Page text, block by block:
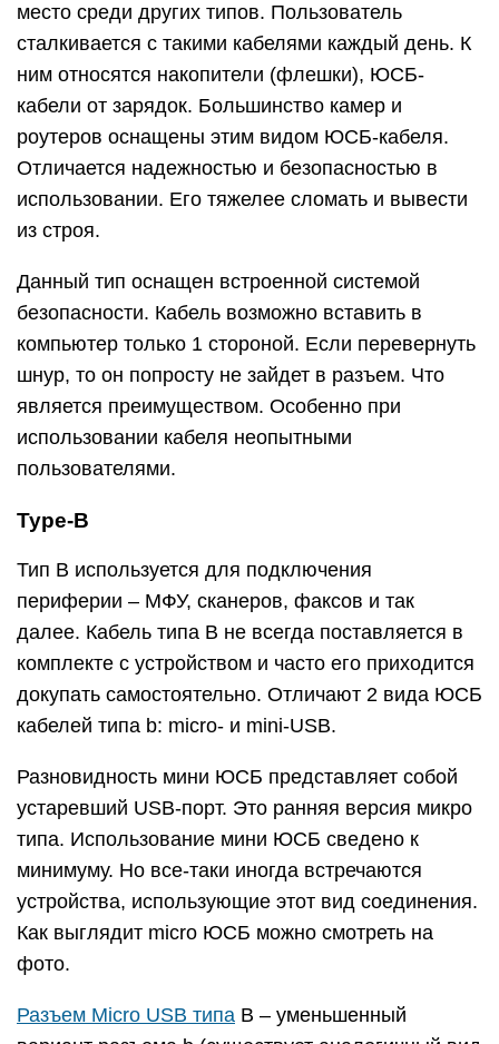
место среди других типов. Пользователь
сталкивается с такими кабелями каждый день. К
ним относятся накопители (флешки), ЮСБ-
кабели от зарядок. Большинство камер и
роутеров оснащены этим видом ЮСБ-кабеля.
Отличается надежностью и безопасностью в
использовании. Его тяжелее сломать и вывести
из строя.
Данный тип оснащен встроенной системой
безопасности. Кабель возможно вставить в
компьютер только 1 стороной. Если перевернуть
шнур, то он попросту не зайдет в разъем. Что
является преимуществом. Особенно при
использовании кабеля неопытными
пользователями.
Type-B
Тип B используется для подключения
периферии – МФУ, сканеров, факсов и так
далее. Кабель типа B не всегда поставляется в
комплекте с устройством и часто его приходится
докупать самостоятельно. Отличают 2 вида ЮСБ
кабелей типа b: micro- и mini-USB.
Разновидность мини ЮСБ представляет собой
устаревший USB-порт. Это ранняя версия микро
типа. Использование мини ЮСБ сведено к
минимуму. Но все-таки иногда встречаются
устройства, использующие этот вид соединения.
Как выглядит micro ЮСБ можно смотреть на
фото.
Разъем Micro USB типа B – уменьшенный